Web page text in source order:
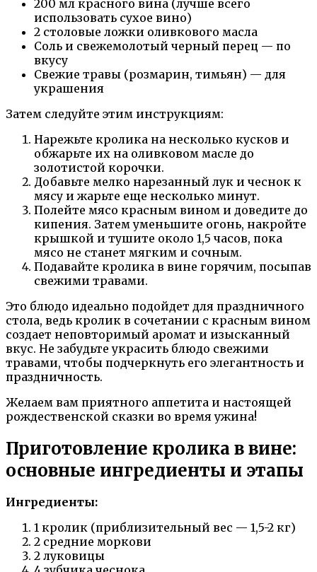
200 мл красного вина (лучше всего
использовать сухое вино)
2 столовые ложки оливкового масла
Соль и свежемолотый черный перец — по
вкусу
Свежие травы (розмарин, тимьян) — для
украшения
Затем следуйте этим инструкциям:
Нарежьте кролика на несколько кусков и
обжарьте их на оливковом масле до
золотистой корочки.
Добавьте мелко нарезанный лук и чеснок к
мясу и жарьте еще несколько минут.
Полейте мясо красным вином и доведите до
кипения. Затем уменьшите огонь, накройте
крышкой и тушите около 1,5 часов, пока
мясо не станет мягким и сочным.
Подавайте кролика в вине горячим, посыпав
свежими травами.
Это блюдо идеально подойдет для праздничного
стола, ведь кролик в сочетании с красным вином
создает неповторимый аромат и изысканный
вкус. Не забудьте украсить блюдо свежими
травами, чтобы подчеркнуть его элегантность и
праздничность.
Желаем вам приятного аппетита и настоящей
рождественской сказки во время ужина!
Приготовление кролика в вине:
основные ингредиенты и этапы
Ингредиенты:
1 кролик (приблизительный вес — 1,5-2 кг)
2 средние моркови
2 луковицы